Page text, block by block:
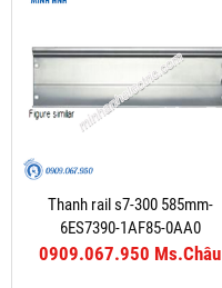
Thanh rail s7-300 585mm-
6ES7390-1AF85-0AA0
0909.067.950 Ms.Châu